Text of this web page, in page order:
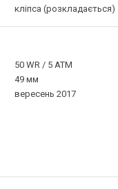
кліпса (розкладається)
50 WR / 5 ATM
49 мм
вересень 2017